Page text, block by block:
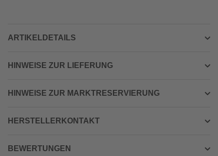
ARTIKELDETAILS
HINWEISE ZUR LIEFERUNG
HINWEISE ZUR MARKTRESERVIERUNG
HERSTELLERKONTAKT
BEWERTUNGEN